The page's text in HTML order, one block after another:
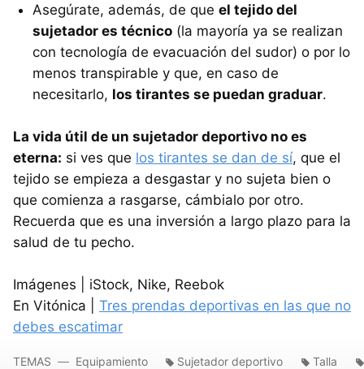
Asegúrate, además, de que el tejido del
sujetador es técnico (la mayoría ya se realizan
con tecnología de evacuación del sudor) o por lo
menos transpirable y que, en caso de
necesitarlo, los tirantes se puedan graduar.
La vida útil de un sujetador deportivo no es
eterna: si ves que los tirantes se dan de sí, que el
tejido se empieza a desgastar y no sujeta bien o
que comienza a rasgarse, cámbialo por otro.
Recuerda que es una inversión a largo plazo para la
salud de tu pecho.
Imágenes | iStock, Nike, Reebok
En Vitónica | Tres prendas deportivas en las que no
debes escatimar
TEMAS Equipamiento Sujetador deportivo Talla